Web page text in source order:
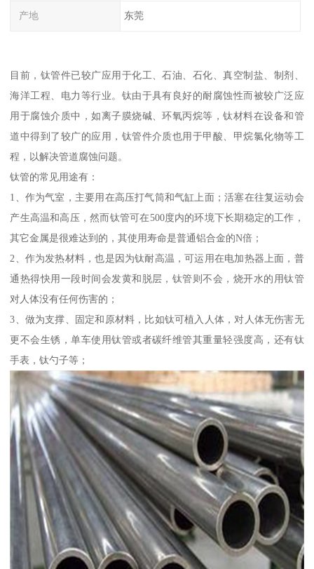
产地 东莞
目前，钛管件已较广应用于化工、石油、石化、真空制盐、制剂、
海洋工程、电力等行业。钛由于具有良好的耐腐蚀性而被较广泛应
用于腐蚀介质中，如离子膜烧碱、环氧丙烷等，钛材料在设备和管
道中得到了较广的应用，钛管件介质也用于甲酸、甲烷氯化物等工
程，以解决管道腐蚀问题。
钛管的常见用途有：
1、作为气室，主要用在高压打气筒和气缸上面；活塞在往复运动会
产生高温和高压，然而钛管可在500度内的环境下长期稳定的工作，
其它金属是很难达到的，其使用寿命是普通铝合金的N倍；
2、作为发热材料，也是因为钛耐高温，可运用在电加热器上面，普
通热得快用一段时间会发黄和脱层，钛管则不会，烧开水的用钛管
对人体没有任何伤害的；
3、做为支撑、固定和原材料，比如钛可植入人体，对人体无伤害无
更不会生锈，单车使用钛管或者碳纤维管其重量轻强度高，还有钛
手表，钛勺子等；